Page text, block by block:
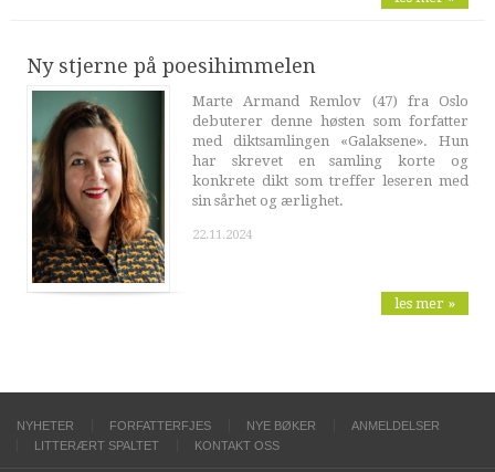
Ny stjerne på poesihimmelen
Marte Armand Remlov (47) fra Oslo
debuterer denne høsten som forfatter
med diktsamlingen «Galaksene». Hun
har skrevet en samling korte og
konkrete dikt som treffer leseren med
sin sårhet og ærlighet.
22.11.2024
les mer »
NYHETER FORFATTERFJES NYE BØKER
ANMELDELSER
LITTERÆRT SPALTET
KONTAKT OSS